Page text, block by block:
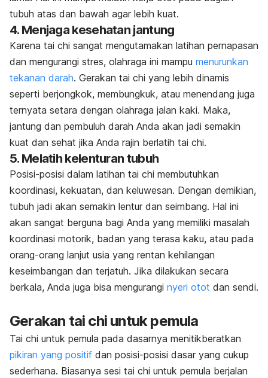
tubuh atas dan bawah agar lebih kuat.
4. Menjaga kesehatan jantung
Karena tai chi sangat mengutamakan latihan pernapasan
dan mengurangi stres, olahraga ini mampu menurunkan
tekanan darah. Gerakan tai chi yang lebih dinamis
seperti berjongkok, membungkuk, atau menendang juga
ternyata setara dengan olahraga jalan kaki. Maka,
jantung dan pembuluh darah Anda akan jadi semakin
kuat dan sehat jika Anda rajin berlatih tai chi.
5. Melatih kelenturan tubuh
Posisi-posisi dalam latihan tai chi membutuhkan
koordinasi, kekuatan, dan keluwesan. Dengan demikian,
tubuh jadi akan semakin lentur dan seimbang. Hal ini
akan sangat berguna bagi Anda yang memiliki masalah
koordinasi motorik, badan yang terasa kaku, atau pada
orang-orang lanjut usia yang rentan kehilangan
keseimbangan dan terjatuh. Jika dilakukan secara
berkala, Anda juga bisa mengurangi nyeri otot dan sendi.
Gerakan tai chi untuk pemula
Tai chi untuk pemula pada dasarnya menitikberatkan
pikiran yang positif dan posisi-posisi dasar yang cukup
sederhana. Biasanya sesi tai chi untuk pemula berjalan